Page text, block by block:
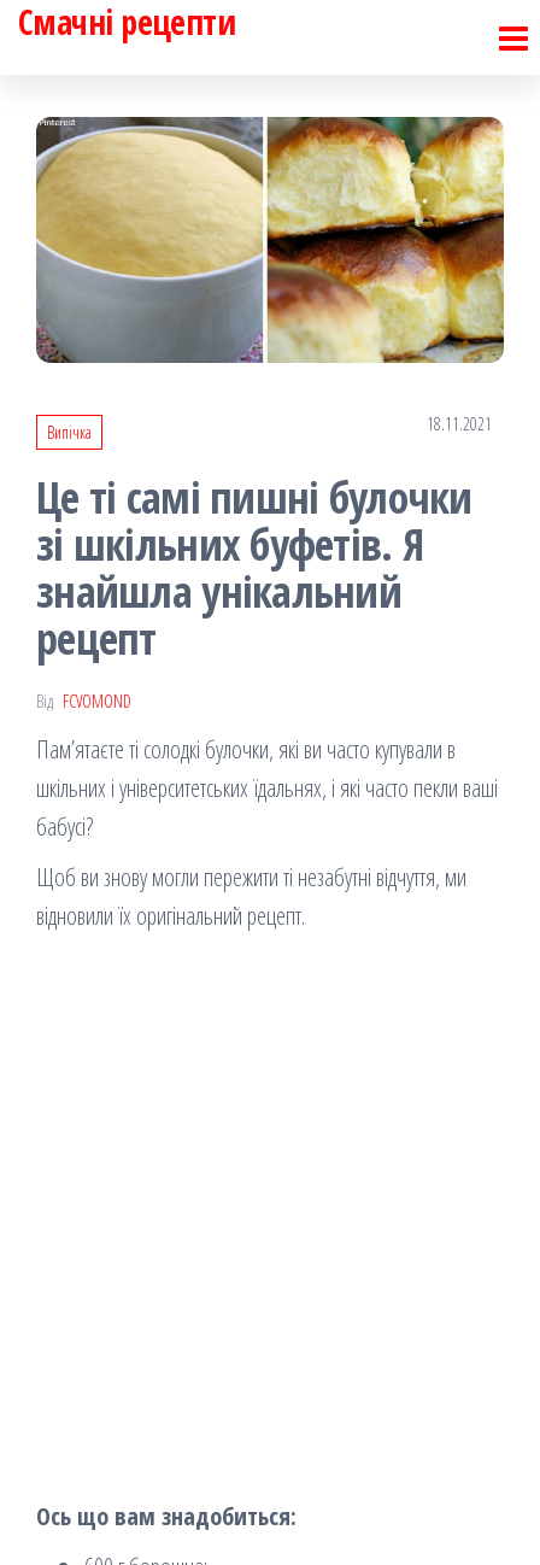
Перейти
Смачні рецепти
Випічка 18.11.2021
Це ті самі пишні булочки
зі шкільних буфетів. Я
знайшла унікальний
рецепт
Від FCVOMOND
Пам’ятаєте ті солодкі булочки, які ви часто купували в
шкільних і університетських їдальнях, і які часто пекли ваші
бабусі?
Щоб ви знову могли пережити ті незабутні відчуття, ми
відновили їх оригінальний рецепт.
Ось що вам знадобиться: